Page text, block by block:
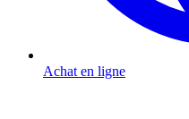
Achat en ligne